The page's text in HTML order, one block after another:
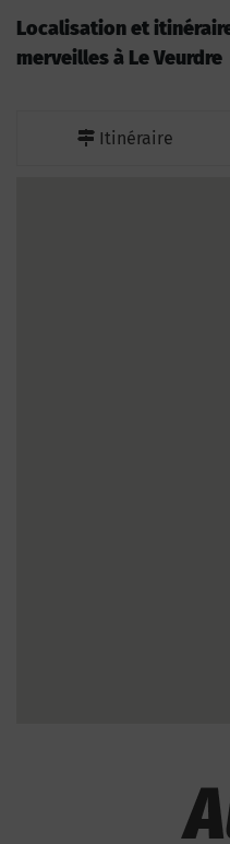
Localisation et
merveilles à Le Veurdre
Itinéraire